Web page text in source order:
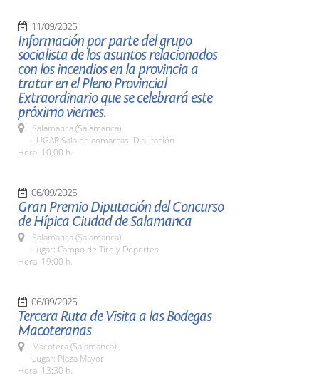
11/09/2025
Información por parte del grupo
socialista de los asuntos relacionados
con los incendios en la provincia a
tratar en el Pleno Provincial
Extraordinario que se celebrará este
próximo viernes.
Salamanca (Salamanca)
LUGAR Sala de comarcas. Diputación
Hora: 10,00 h.
06/09/2025
Gran Premio Diputación del Concurso
de Hípica Ciudad de Salamanca
Salamanca (Salamanca)
Lugar: Campo de Tiro y Deportes
Hora: 19:00 h.
06/09/2025
Tercera Ruta de Visita a las Bodegas
Macoteranas
Macotera (Salamanca)
Lugar: Plaza Mayor
Hora: 13:30 h.